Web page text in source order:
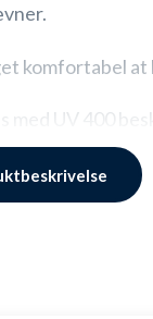
komfortabel
UV 400
ekstra